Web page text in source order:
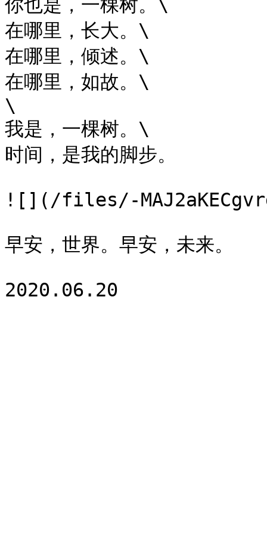
你也是，一棵树。\
在哪里，长大。\
在哪里，倾述。\
在哪里，如故。\
\
我是，一棵树。\
时间，是我的脚步。
![](/files/-
早安，世界。早安，未来。